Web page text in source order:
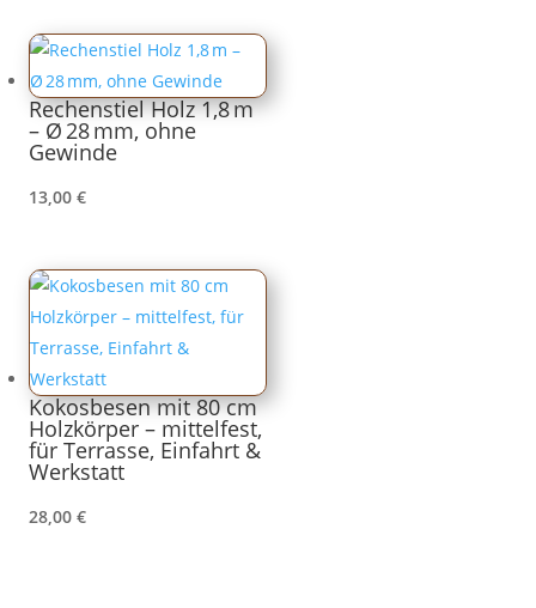
Rechenstiel Holz 1,8 m
– Ø 28 mm, ohne
Gewinde
13,00 €
Kokosbesen mit 80 cm
Holzkörper – mittelfest,
für Terrasse, Einfahrt &
Werkstatt
28,00 €